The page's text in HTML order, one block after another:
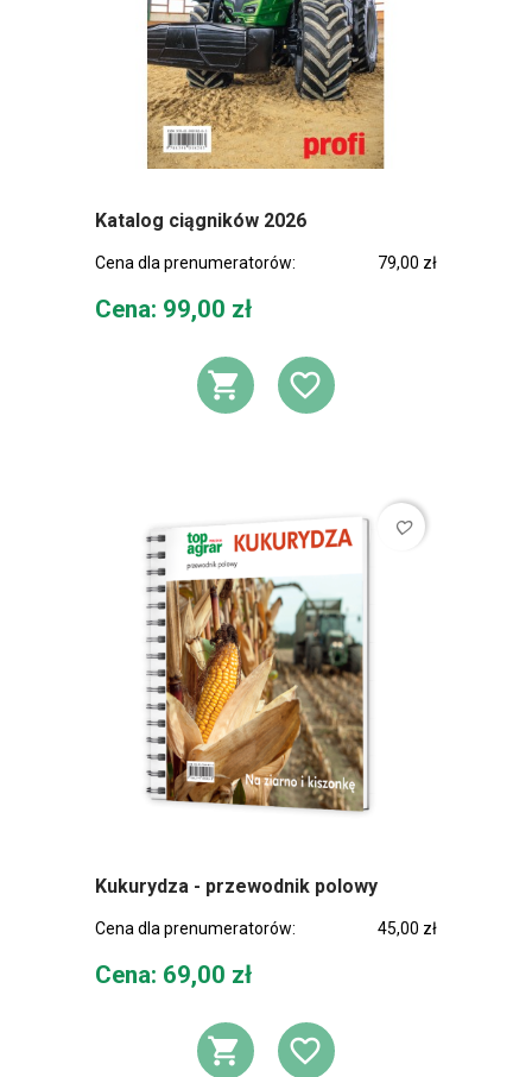
Katalog ciągników 2026
Cena dla prenumeratorów: 79,00 zł
Cena
Cena: 99,00 zł
DODAJ DO
DODAJ DO
favorite_border
Kukurydza - przewodnik polowy
Cena dla prenumeratorów: 45,00 zł
Cena
Cena: 69,00 zł